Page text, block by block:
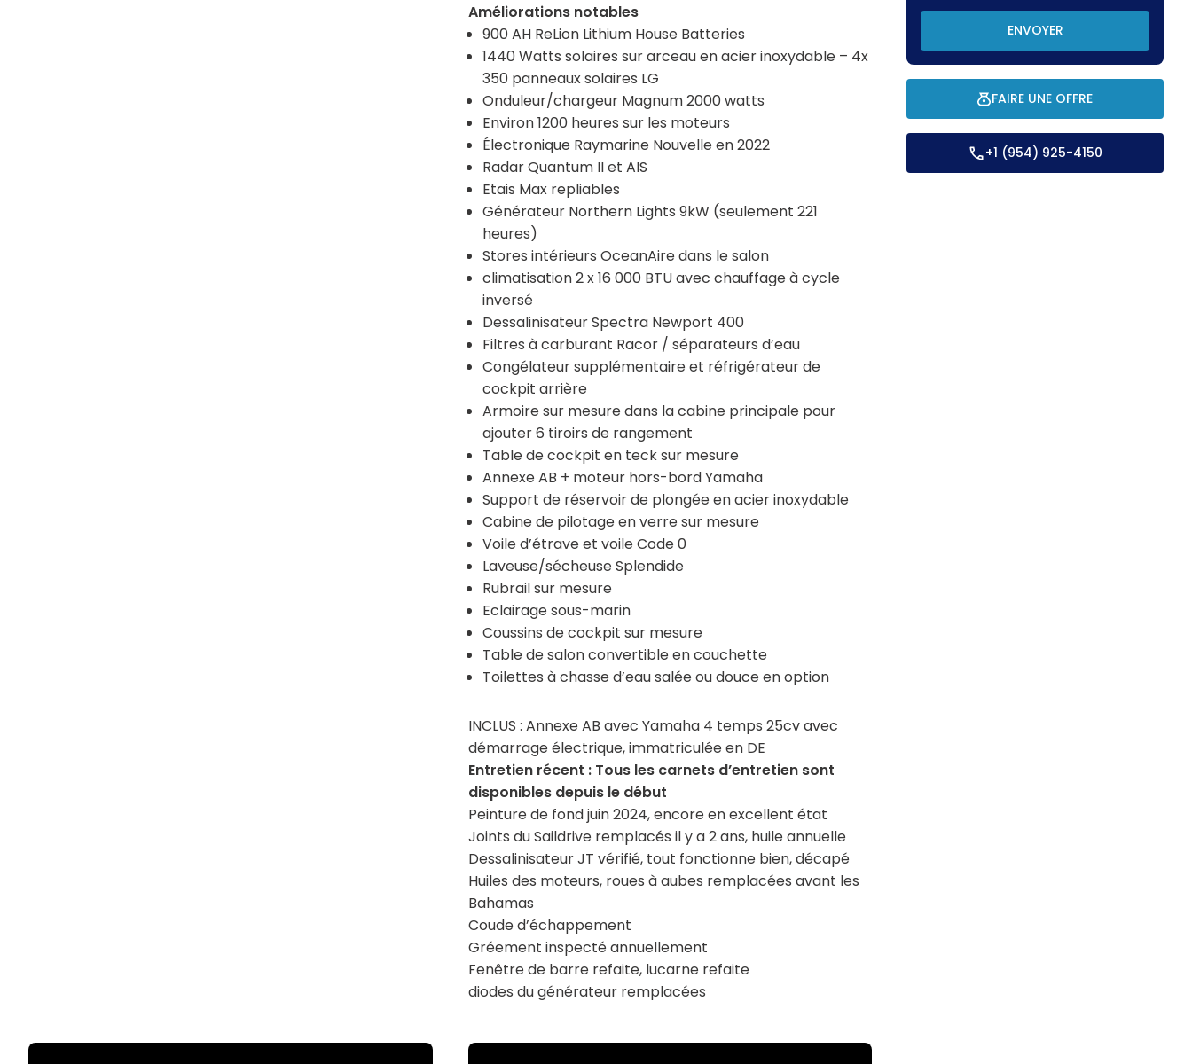
Améliorations notables
900 AH ReLion Lithium House Batteries
1440 Watts solaires sur arceau en acier inoxydable – 4x
350 panneaux solaires LG
Onduleur/chargeur Magnum 2000 watts
Environ 1200 heures sur les moteurs
Électronique Raymarine Nouvelle en 2022
Radar Quantum II et AIS
Etais Max repliables
Générateur Northern Lights 9kW (seulement 221
heures)
Stores intérieurs OceanAire dans le salon
climatisation 2 x 16 000 BTU avec chauffage à cycle
inversé
Dessalinisateur Spectra Newport 400
Filtres à carburant Racor / séparateurs d’eau
Congélateur supplémentaire et réfrigérateur de
cockpit arrière
Armoire sur mesure dans la cabine principale pour
ajouter 6 tiroirs de rangement
Table de cockpit en teck sur mesure
Annexe AB + moteur hors-bord Yamaha
Support de réservoir de plongée en acier inoxydable
Cabine de pilotage en verre sur mesure
Voile d’étrave et voile Code 0
Laveuse/sécheuse Splendide
Rubrail sur mesure
Eclairage sous-marin
Coussins de cockpit sur mesure
Table de salon convertible en couchette
Toilettes à chasse d’eau salée ou douce en option
INCLUS : Annexe AB avec Yamaha 4 temps 25cv avec
démarrage électrique, immatriculée en DE
Entretien récent : Tous les carnets d’entretien sont
disponibles depuis le début
Peinture de fond juin 2024, encore en excellent état
Joints du Saildrive remplacés il y a 2 ans, huile annuelle
Dessalinisateur JT vérifié, tout fonctionne bien, décapé
Huiles des moteurs, roues à aubes remplacées avant les
Bahamas
Coude d’échappement
Gréement inspecté annuellement
Fenêtre de barre refaite, lucarne refaite
diodes du générateur remplacées
ENVOYER
FAIRE UNE OFFRE
+1 (954) 925-4150